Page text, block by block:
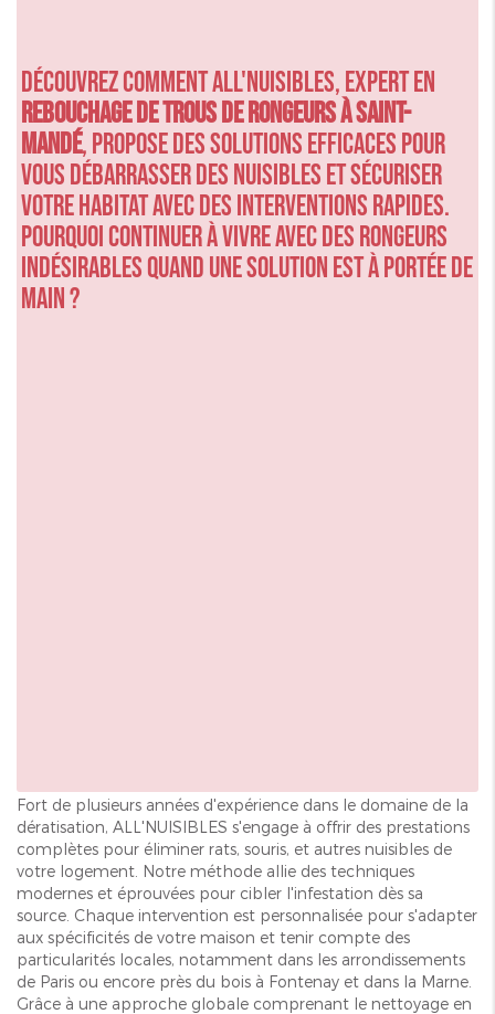
Découvrez comment ALL'NUISIBLES, expert en
rebouchage de trous de rongeurs à Saint-
Mandé, propose des solutions efficaces pour
vous débarrasser des nuisibles et sécuriser
votre habitat avec des interventions rapides.
Pourquoi continuer à vivre avec des rongeurs
indésirables quand une solution est à portée de
main ?
Fort de plusieurs années d'expérience dans le domaine de la
dératisation, ALL'NUISIBLES s'engage à offrir des prestations
complètes pour éliminer rats, souris, et autres nuisibles de
votre logement. Notre méthode allie des techniques
modernes et éprouvées pour cibler l'infestation dès sa
source. Chaque intervention est personnalisée pour s'adapter
aux spécificités de votre maison et tenir compte des
particularités locales, notamment dans les arrondissements
de Paris ou encore près du bois à Fontenay et dans la Marne.
Grâce à une approche globale comprenant le nettoyage en